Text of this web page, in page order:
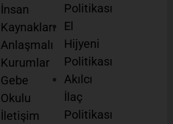
İnsan
Kaynakları
Anlaşmalı
Kurumlar
Gebe
Okulu
İletişim
Politikası
El
Hijyeni
Politikası
Akılcı
İlaç
Politikası